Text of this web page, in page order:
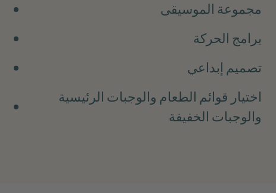
مجموعة الموسيقى
برامج الحركة
تصميم إبداعي
اختيار قوائم الطعام والوجبات الرئيسية
والوجبات الخفيفة